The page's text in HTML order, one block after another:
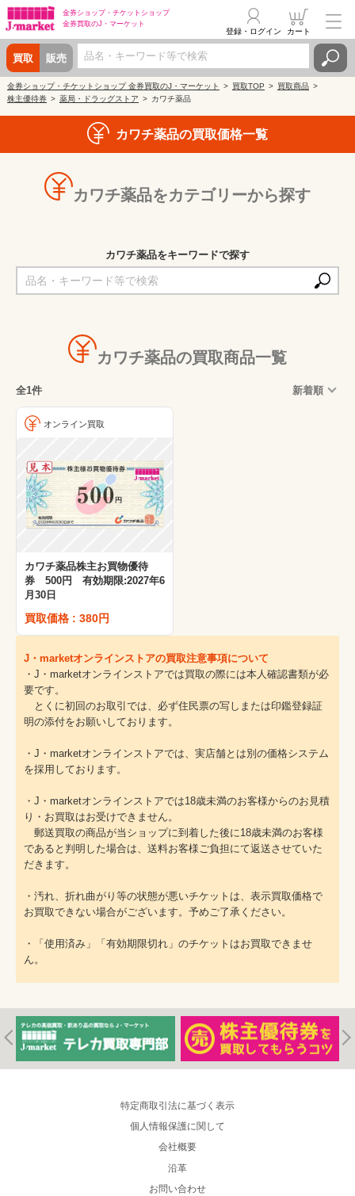
金券ショップ・ チケットショップ
金券買取のJ・マーケット
買取 販売
登録・ログイン カート
金券ショップ・チケットショップ 金券買取のJ・マーケット 買取TOP
買取商品
株主優待券
薬局・ドラッグストア カワチ薬品
カワチ薬品の買取価格一覧
カワチ薬品をカテゴリーから探す
カワチ薬品をキーワードで探す
カワチ薬品の買取商品一覧
全1件 新着順
オンライン買取
カワチ薬品株主お買物優待
券 500円 有効期限:2027年6
月30日
買取価格 : 380円
J・marketオンラインストアの買取注意事項について
・J・marketオンラインストアでは買取の際には本人確認書類が必
要です。
とくに初回のお取引では、必ず住民票の写しまたは印鑑登録証
明の添付をお願いしております。
・J・marketオンラインストアでは、実店舗とは別の価格システム
を採用しております。
・J・marketオンラインストアでは18歳未満のお客様からのお見積
り・お買取はお受けできません。
郵送買取の商品が当ショップに到着した後に18歳未満のお客様
であると判明した場合は、送料お客様ご負担にて返送させていた
だきます。
・汚れ、折れ曲がり等の状態が悪いチケットは、表示買取価格で
お買取できない場合がございます。予めご了承ください。
・「使用済み」「有効期限切れ」のチケットはお買取できませ
ん。
特定商取引法に基づく表示
個人情報保護に関して
会社概要
沿革
お問い合わせ